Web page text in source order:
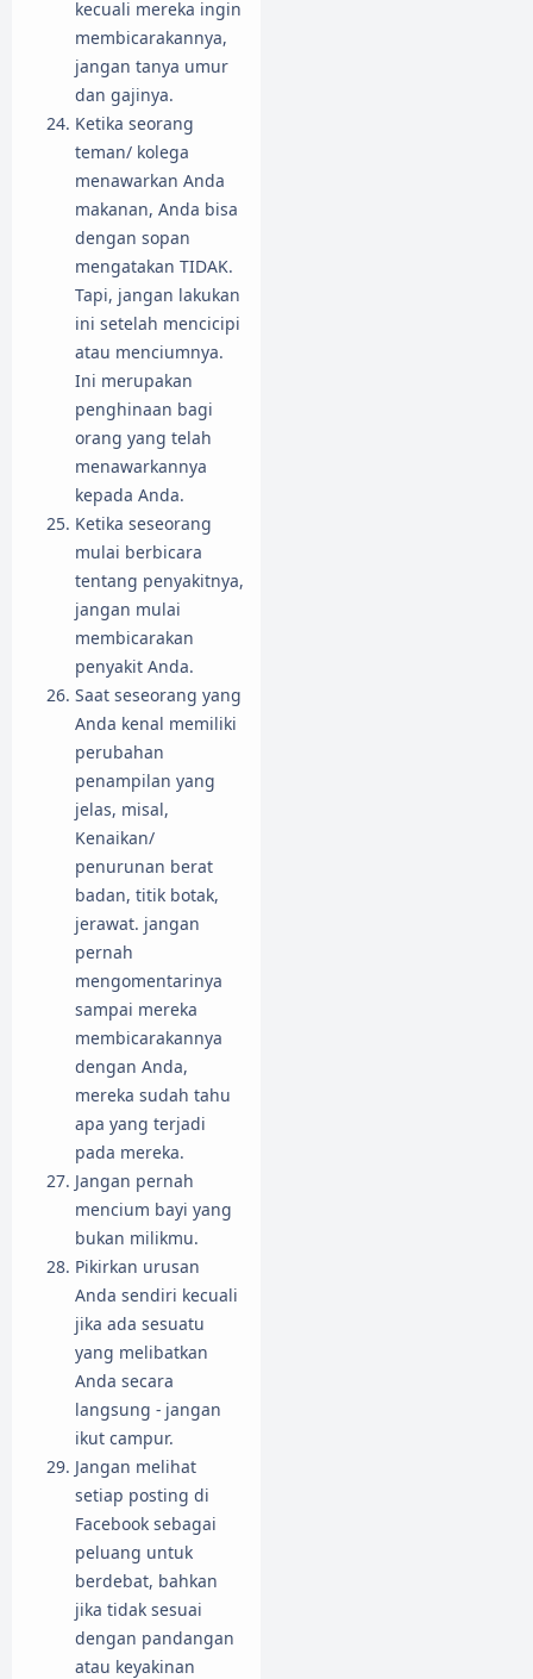
kecuali mereka ingin
membicarakannya,
jangan tanya umur
dan gajinya.
Ketika seorang
teman/ kolega
menawarkan Anda
makanan, Anda bisa
dengan sopan
mengatakan TIDAK.
Tapi, jangan lakukan
ini setelah mencicipi
atau menciumnya.
Ini merupakan
penghinaan bagi
orang yang telah
menawarkannya
kepada Anda.
Ketika seseorang
mulai berbicara
tentang penyakitnya,
jangan mulai
membicarakan
penyakit Anda.
Saat seseorang yang
Anda kenal memiliki
perubahan
penampilan yang
jelas, misal,
Kenaikan/
penurunan berat
badan, titik botak,
jerawat. jangan
pernah
mengomentarinya
sampai mereka
membicarakannya
dengan Anda,
mereka sudah tahu
apa yang terjadi
pada mereka.
Jangan pernah
mencium bayi yang
bukan milikmu.
Pikirkan urusan
Anda sendiri kecuali
jika ada sesuatu
yang melibatkan
Anda secara
langsung - jangan
ikut campur.
Jangan melihat
setiap posting di
Facebook sebagai
peluang untuk
berdebat, bahkan
jika tidak sesuai
dengan pandangan
atau keyakinan